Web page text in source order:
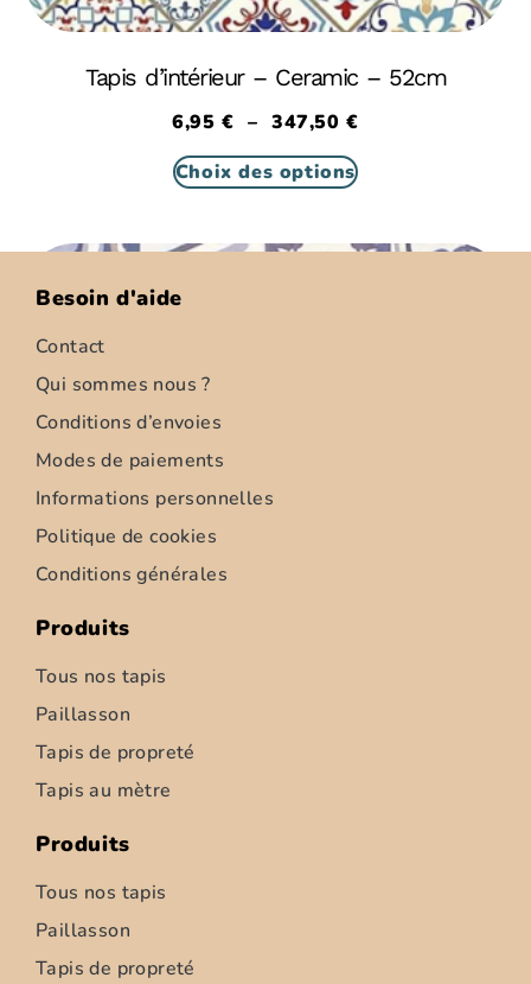
Tapis d’intérieur – Ceramic – 52cm
6,95€ – 347,50€
Choix des options
Tapis d’intérieur – Ziemia – 52cm
Besoin d'aide
Contact
Qui sommes nous ?
Conditions d’envoies
Modes de paiements
Informations personnelles
Politique de cookies
Conditions générales
Produits
Tous nos tapis
Paillasson
Tapis de propreté
Tapis au mètre
Produits
Tous nos tapis
Paillasson
Tapis de propreté